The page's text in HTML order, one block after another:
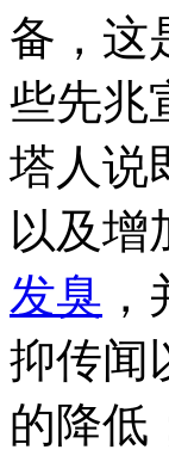
备，这
些先兆
塔人说
以及增
发臭
抑传闻
的降低